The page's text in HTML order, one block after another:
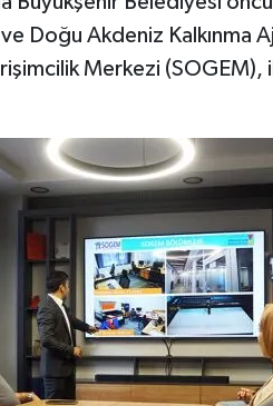
Doğu Akdeniz Kalkınma
Merkezi (SOGEM),